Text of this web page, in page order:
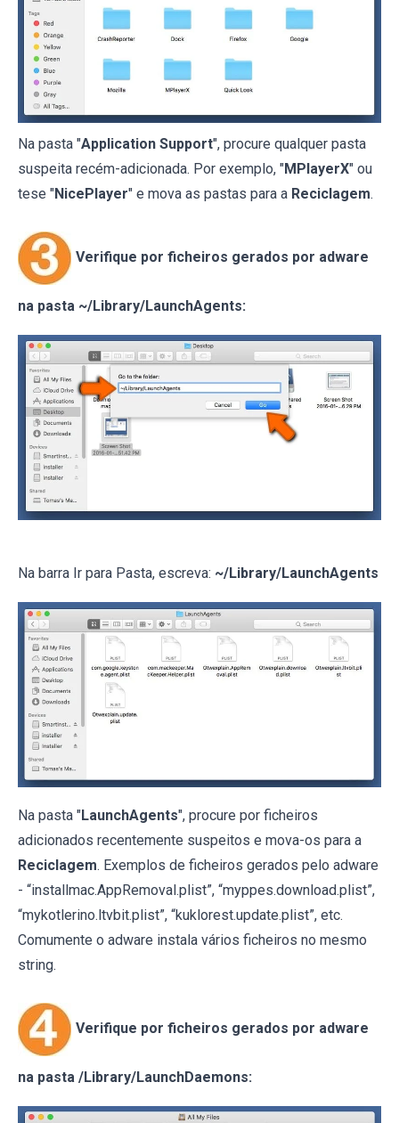
Na pasta "Application Support", procure qualquer pasta
suspeita recém-adicionada. Por exemplo, "MPlayerX" ou
tese "NicePlayer" e mova as pastas para a Reciclagem.
Verifique por ficheiros gerados por adware
na pasta ~/Library/LaunchAgents:
Na barra Ir para Pasta, escreva: ~/Library/LaunchAgents
Na pasta "LaunchAgents", procure por ficheiros
adicionados recentemente suspeitos e mova-os para a
Reciclagem. Exemplos de ficheiros gerados pelo adware
- “installmac.AppRemoval.plist”, “myppes.download.plist”,
“mykotlerino.ltvbit.plist”, “kuklorest.update.plist”, etc.
Comumente o adware instala vários ficheiros no mesmo
string.
Verifique por ficheiros gerados por adware
na pasta /Library/LaunchDaemons: